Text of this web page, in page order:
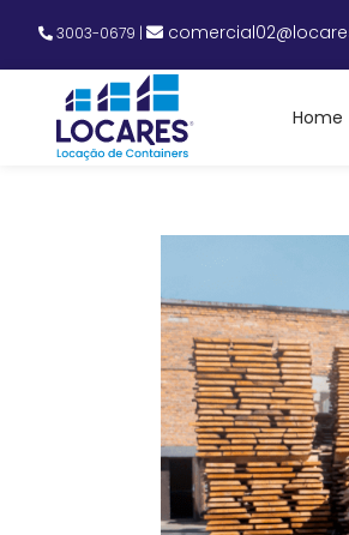
3003-0679 |
Home